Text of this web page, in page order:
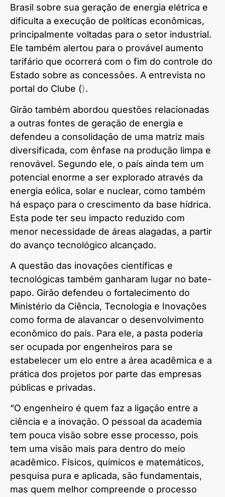
Brasil sobre sua geração de energia elétrica e
dificulta a execução de políticas econômicas,
principalmente voltadas para o setor industrial.
Ele também alertou para o provável aumento
tarifário que ocorrerá com o fim do controle do
Estado sobre as concessões. A entrevista no
portal do Clube ().
Girão também abordou questões relacionadas
a outras fontes de geração de energia e
defendeu a consolidação de uma matriz mais
diversificada, com ênfase na produção limpa e
renovável. Segundo ele, o país ainda tem um
potencial enorme a ser explorado através da
energia eólica, solar e nuclear, como também
há espaço para o crescimento da base hídrica.
Esta pode ter seu impacto reduzido com
menor necessidade de áreas alagadas, a partir
do avanço tecnológico alcançado.
A questão das inovações científicas e
tecnológicas também ganharam lugar no bate-
papo. Girão defendeu o fortalecimento do
Ministério da Ciência, Tecnologia e Inovações
como forma de alavancar o desenvolvimento
econômico do país. Para ele, a pasta poderia
ser ocupada por engenheiros para se
estabelecer um elo entre a área acadêmica e a
prática dos projetos por parte das empresas
públicas e privadas.
“O engenheiro é quem faz a ligação entre a
ciência e a inovação. O pessoal da academia
tem pouca visão sobre esse processo, pois
tem uma visão mais para dentro do meio
acadêmico. Físicos, químicos e matemáticos,
pesquisa pura e aplicada, são fundamentais,
mas quem melhor compreende o processo